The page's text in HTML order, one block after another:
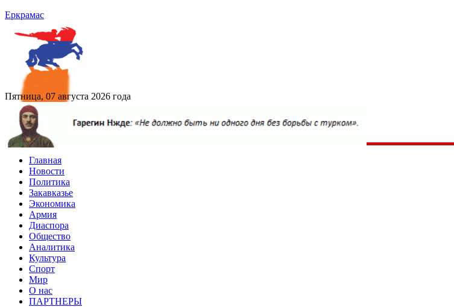
Еркрамас
Пятница, 07 августа 2026 года
Главная
Новости
Политика
Закавказье
Экономика
Армия
Диаспора
Общество
Аналитика
Культура
Спорт
Мир
О нас
ПАРТНЕРЫ